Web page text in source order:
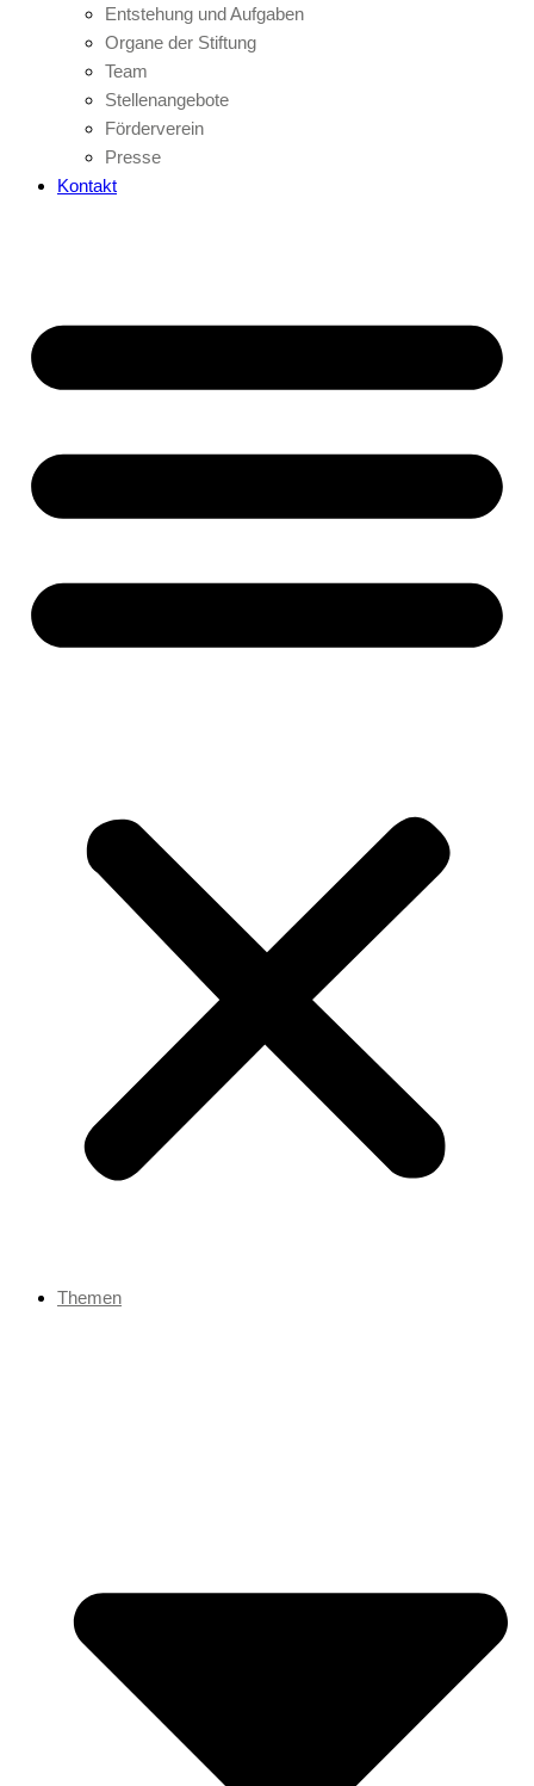
Entstehung und Aufgaben
Organe der Stiftung
Team
Stellenangebote
Förderverein
Presse
Kontakt
Themen